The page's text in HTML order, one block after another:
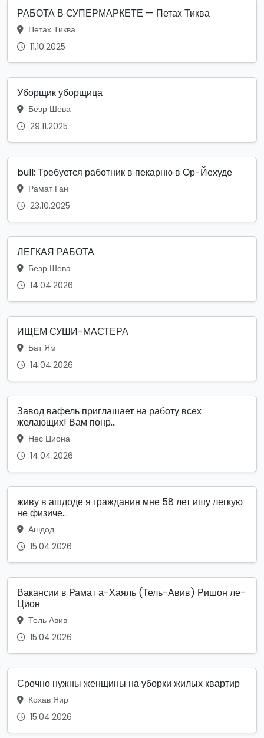
РАБОТА В СУПЕРМАРКЕТЕ — Петах Тиква
Петах Тиква
11.10.2025
Уборщик уборщица
Беэр Шева
29.11.2025
bull; Требуется работник в пекарню в Ор-Йехуде
Рамат Ган
23.10.2025
ЛЕГКАЯ РАБОТА
Беэр Шева
14.04.2026
ИЩЕМ СУШИ-МАСТЕРА
Бат Ям
14.04.2026
Завод вафель приглашает на работу всех
желающих! Вам понр...
Нес Циона
14.04.2026
живу в ашдоде я гражданин мне 58 лет ишу легкую
не физиче...
Ашдод
15.04.2026
Вакансии в Рамат а-Хаяль (Тель-Авив) Ришон ле-
Цион
Тель Авив
15.04.2026
Срочно нужны женщины на уборки жилых квартир
Кохав Яир
15.04.2026